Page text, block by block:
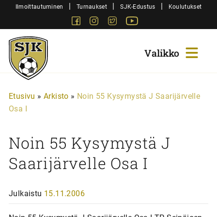
SiirryIlmoittautuminen | Turnaukset | SJK-Edustus | Koulutukset
FacebookInstagram
Twitter
Sjk-
Juniorit
Etusivu » Arkisto » Noin 55 Kysymystä J Saarijärvelle
Osa I
Noin 55 Kysymystä J
Saarijärvelle Osa I
Julkaistu 15.11.2006